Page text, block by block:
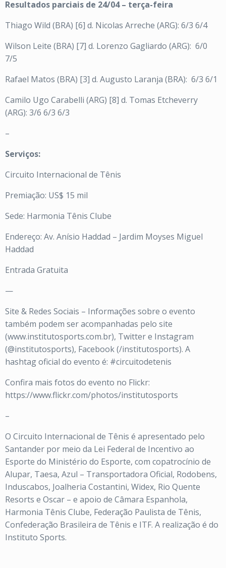
Resultados parciais de 24/04 – terça-feira
Thiago Wild (BRA) [6] d. Nicolas Arreche (ARG): 6/3 6/4
Wilson Leite (BRA) [7] d. Lorenzo Gagliardo (ARG): 6/0
7/5
Rafael Matos (BRA) [3] d. Augusto Laranja (BRA): 6/3 6/1
Camilo Ugo Carabelli (ARG) [8] d. Tomas Etcheverry
(ARG): 3/6 6/3 6/3
–
Serviços:
Circuito Internacional de Tênis
Premiação: US$ 15 mil
Sede: Harmonia Tênis Clube
Endereço: Av. Anísio Haddad – Jardim Moyses Miguel
Haddad
Entrada Gratuita
—
Site & Redes Sociais – Informações sobre o evento
também podem ser acompanhadas pelo site
(www.institutosports.com.br), Twitter e Instagram
(@institutosports), Facebook (/institutosports). A
hashtag oficial do evento é: #circuitodetenis
Confira mais fotos do evento no Flickr:
https://www.flickr.com/photos/institutosports
–
O Circuito Internacional de Tênis é apresentado pelo
Santander por meio da Lei Federal de Incentivo ao
Esporte do Ministério do Esporte, com copatrocínio de
Alupar, Taesa, Azul – Transportadora Oficial, Rodobens,
Induscabos, Joalheria Costantini, Widex, Rio Quente
Resorts e Oscar – e apoio de Câmara Espanhola,
Harmonia Tênis Clube, Federação Paulista de Tênis,
Confederação Brasileira de Tênis e ITF. A realização é do
Instituto Sports.